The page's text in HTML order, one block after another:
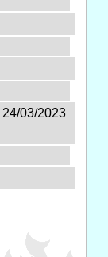
24/03/2023